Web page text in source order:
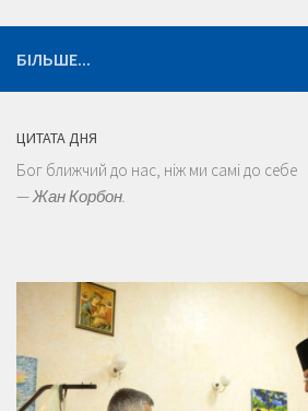
БІЛЬШЕ...
ЦИТАТА ДНЯ
Бог ближчий до нас, ніж ми самі до себе
—Жан Корбон.